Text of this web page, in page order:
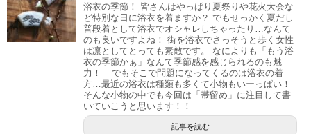
浴衣の季節！ 皆さんはやっぱり夏祭りや花火大会な
ど特別な日に浴衣を着ますか？ でもせっかく夏だし
普段着として浴衣でオシャレしちゃったり…なんて
のも良いですよね！ 街を浴衣でさっそうと歩く女性
は凛としてとっても素敵です。 なによりも「もう浴
衣の季節かぁ」なんて季節感を感じられるのも魅
力！ でもそこで問題になってくるのは浴衣の着
方…最近の浴衣は種類も多くて小物もいーっぱい！
そんな小物の中でも今回は「帯留め」に注目して書
いていこうと思います！！
記事を読む